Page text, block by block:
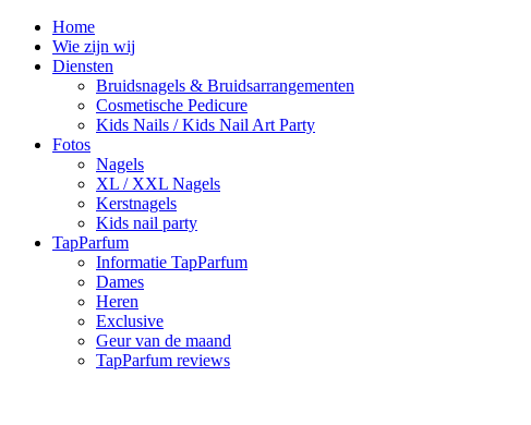
Home
Wie zijn wij
Diensten
Bruidsnagels & Bruidsarrangementen
Cosmetische Pedicure
Kids Nails / Kids Nail Art Party
Fotos
Nagels
XL / XXL Nagels
Kerstnagels
Kids nail party
TapParfum
Informatie TapParfum
Dames
Heren
Exclusive
Geur van de maand
TapParfum reviews